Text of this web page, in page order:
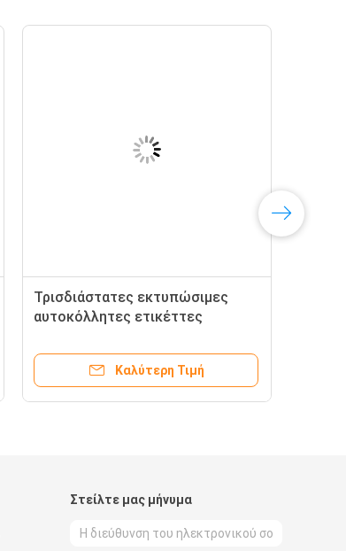
Τρισδιάστατες εκτυπώσιμες
αυτοκόλλητες ετικέττες
διακοσμητικό όμορφο Rhinestone
Καλύτερη Τιμή
Στείλτε μας μήνυμα